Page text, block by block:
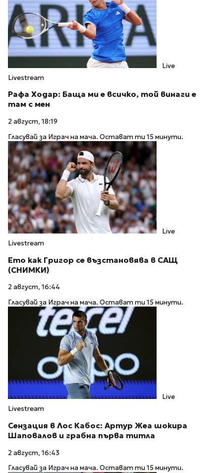
Live
Livestream
Рафа Ходар: Баща ми е всичко, той винаги е
там с мен
2 август, 18:19
Гласувай за Играч на мача. Остават ти 15 минути.
Live
Livestream
Ето как Григор се възстановява в САЩ
(СНИМКИ)
2 август, 16:44
Гласувай за Играч на мача. Остават ти 15 минути.
Live
Livestream
Сензация в Лос Кабос: Артур Жеа шокира
Шаповалов и грабна първа титла
2 август, 16:43
Гласувай за Играч на мача. Остават ти 15 минути.